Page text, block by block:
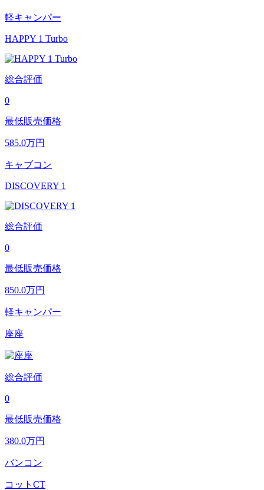
軽キャンパー
HAPPY 1 Turbo
総合評価
0
最低販売価格
585.0万円
キャブコン
DISCOVERY 1
総合評価
0
最低販売価格
850.0万円
軽キャンパー
座座
総合評価
0
最低販売価格
380.0万円
バンコン
コットCT